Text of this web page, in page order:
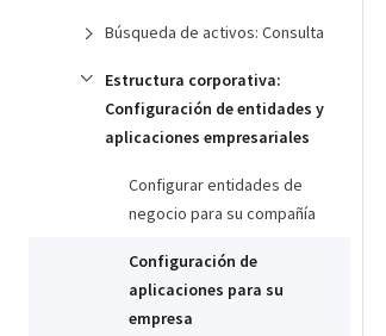
Búsqueda de activos: Consulta
Estructura corporativa:
Configuración de entidades y
aplicaciones empresariales
Configurar entidades de
negocio para su compañía
Configuración de
aplicaciones para su
empresa